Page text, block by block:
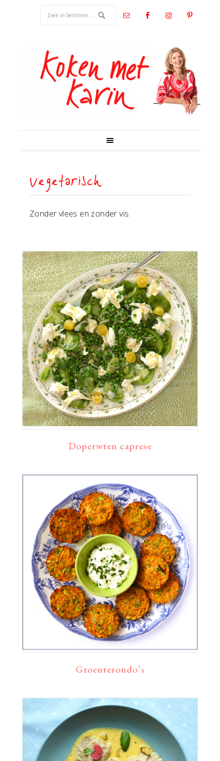
Vegetarisch
Zonder vlees en zonder vis.
Doperwten caprese
Groenterondo’s